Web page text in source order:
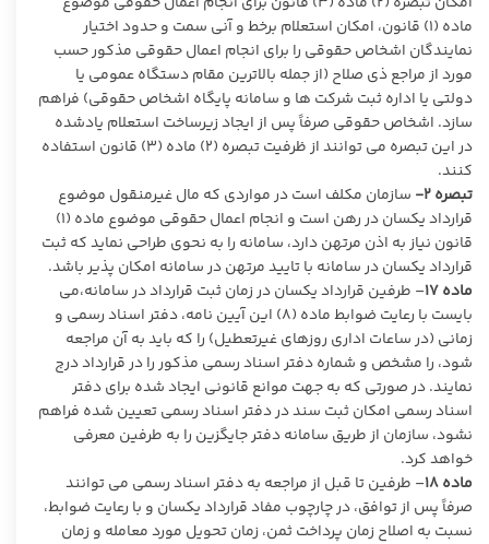
ماده (۱) قانون، امکان استعلام برخط و آنی سمت و حدود اختیار
نمایندگان اشخاص حقوقی را برای انجام اعمال حقوقی مذکور حسب
مورد از مراجع ذی صلاح (از جمله بالاترین مقام دستگاه عمومی یا
دولتی یا اداره ثبت شرکت ها و سامانه پایگاه اشخاص حقوقی) فراهم
سازد. اشخاص حقوقی صرفاً پس از ایجاد زیرساخت استعلام یادشده
در این تبصره می توانند از ظرفیت تبصره (۲) ماده (۳) قانون استفاده
کنند.
تبصره ۲-
سازمان مکلف است در مواردی که مال غیرمنقول موضوع
قرارداد یکسان در رهن است و انجام اعمال حقوقی موضوع ماده (۱)
قانون نیاز به اذن مرتهن دارد، سامانه را به نحوی طراحی نماید که ثبت
قرارداد یکسان در سامانه با تایید مرتهن در سامانه امکان پذیر باشد.
ماده۱۷– طرفین قرارداد یکسان در زمان ثبت قرارداد در سامانه،می
بایست با رعایت ضوابط ماده (۸) این آیین نامه، دفتر اسناد رسمی و
زمانی (در ساعات اداری روزهای غیرتعطیل) را که باید به آن مراجعه
شود، را مشخص و شماره دفتر اسناد رسمی مذکور را در قرارداد درج
نمایند. در صورتی که به جهت موانع قانونی ایجاد شده برای دفتر
اسناد رسمی امکان ثبت سند در دفتر اسناد رسمی تعیین شده فراهم
نشود، سازمان از طریق سامانه دفتر جایگزین را به طرفین معرفی
خواهد کرد.
ماده۱۸– طرفین تا قبل از مراجعه به دفتر اسناد رسمی می توانند
صرفاً پس از توافق، در چارچوب مفاد قرارداد یکسان و با رعایت ضوابط،
نسبت به اصلاح زمان پرداخت ثمن، زمان تحویل مورد معامله و زمان